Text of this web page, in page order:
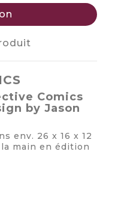
Comics
by Jason
env. 26 x 16 x 12
main en édition